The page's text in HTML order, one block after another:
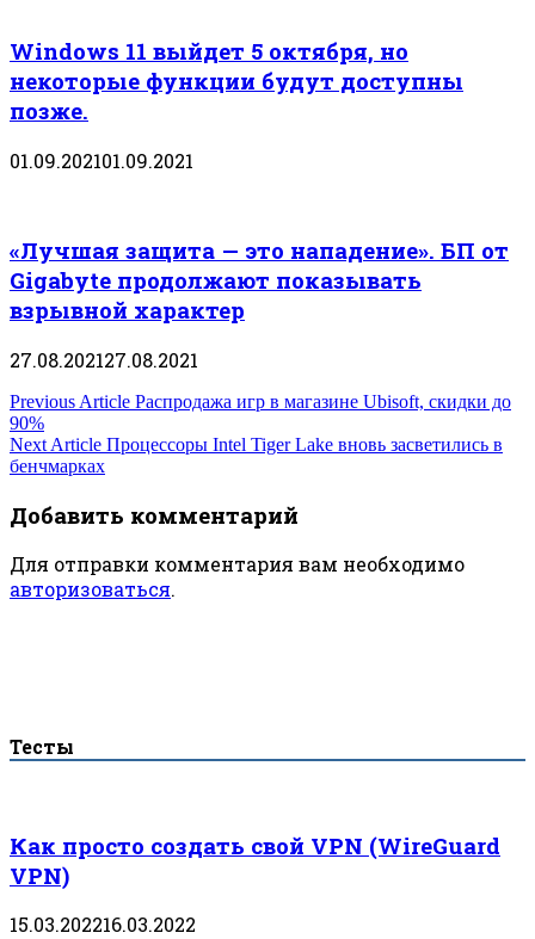
Windows 11 выйдет 5 октября, но
некоторые функции будут доступны
позже.
01.09.202101.09.2021
«Лучшая защита — это нападение». БП от
Gigabyte продолжают показывать
взрывной характер
27.08.202127.08.2021
Навигация
по
записям
Previous Article Распродажа игр в магазине Ubisoft, скидки до
90%
Next Article Процессоры Intel Tiger Lake вновь засветились в
бенчмарках
Добавить комментарий
Для отправки комментария вам необходимо
авторизоваться.
Тесты
Как просто создать свой VPN (WireGuard
VPN)
15.03.202216.03.2022